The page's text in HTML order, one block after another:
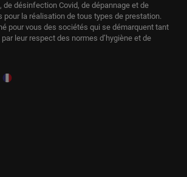
de désinfection Covid, de dépannage et de
pour la réalisation de tous types de prestation.
pour vous des sociétés qui se démarquent tant
leur respect des normes d’hygiène et de